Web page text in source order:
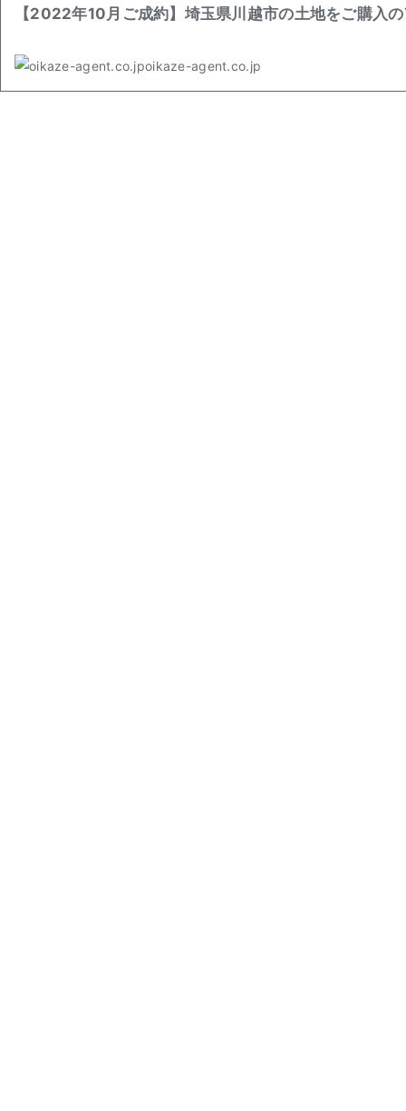
【2022年10月ご成約】埼玉県川越市の土地をご購入
oikaze-agent.co.jp